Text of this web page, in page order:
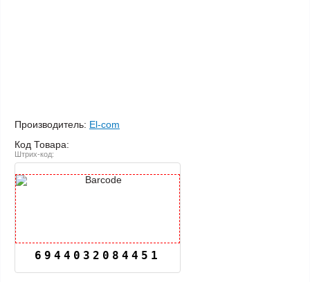
Производитель: El-com
Код Товара:
Штрих-код:
6944032084451